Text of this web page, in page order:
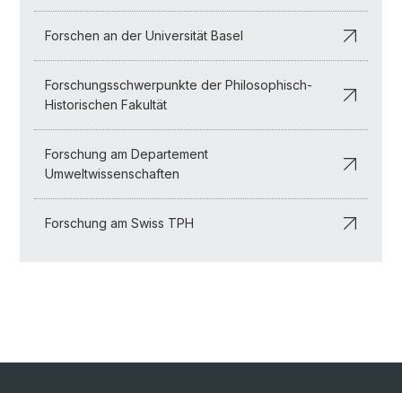
Forschen an der Universität Basel
Forschungsschwerpunkte der Philosophisch-
Historischen Fakultät
Forschung am Departement
Umweltwissenschaften
Forschung am Swiss TPH